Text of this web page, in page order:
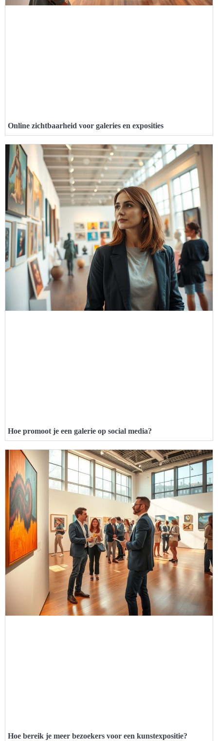
Online zichtbaarheid voor galeries en exposities
Hoe promoot je een galerie op social media?
Hoe bereik je meer bezoekers voor een kunstexpositie?